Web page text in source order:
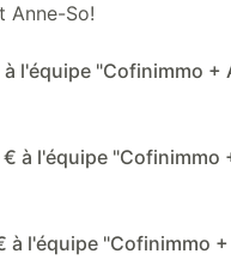
Anne-So!
l'équipe "Cofinimmo +
à l'équipe "Cofinimmo
à l'équipe "Cofinimmo +